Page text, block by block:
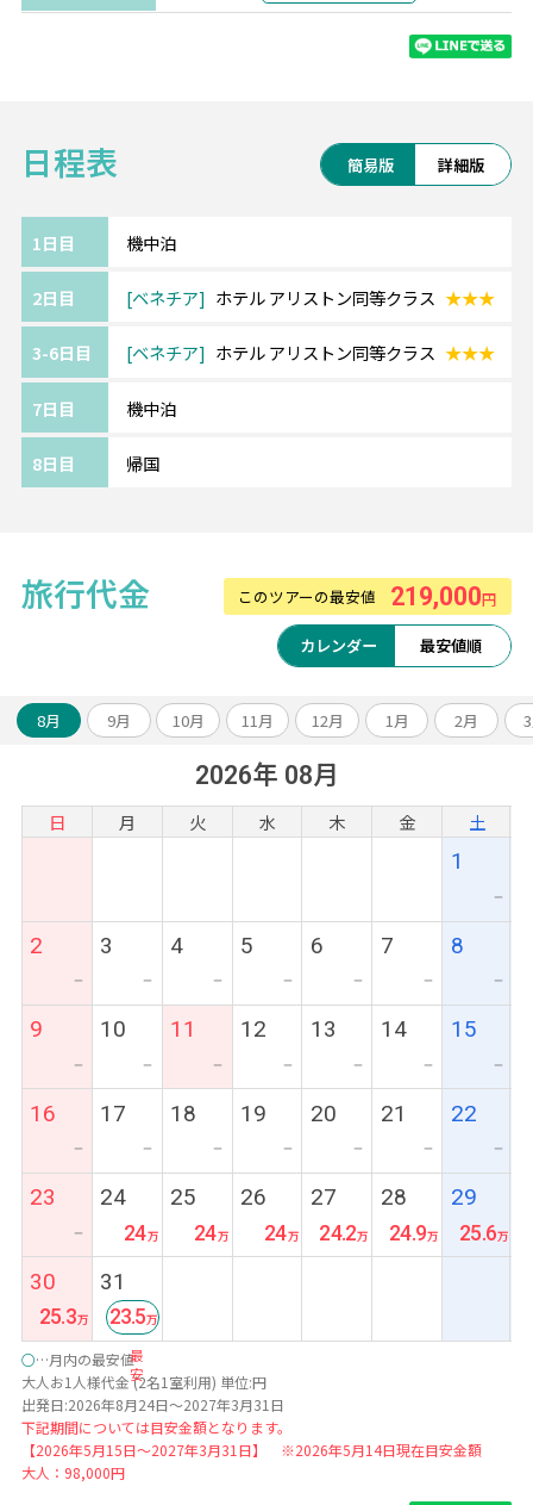
※航空会社の事情により予告なく変更となる
《ベネチア/Venice》━━・・
ア。
大運河をはじめ150もの運河が網の目のように
ゴンドラに乗りながらカンツォーネを聞く、
集めています。
へのグレードアップや
ホテルアレンジも可能です。
《ツアーアレンジが得意です！》
更、
ホテルアップグレード・変更もお問い合わせ
ください。
日程表 簡易版 詳細版
1日目 機中泊
2日目 ベネチア ホテル アリストン同等クラス ★★★
3-6日目 ベネチア ホテル アリストン同等クラス ★★★
7日目 機中泊
8日目 帰国
旅行代金 このツアーの最安値 219,000円
カレンダー 最安値順
8月 9月 10月 11月 12月 1月 2月
2026年 08月
日 月 火 水 木 金 土
1
ー
2
ー
3
ー
4
ー
5
ー
6
ー
7
ー
8
ー
9
ー
10
ー
11
ー
12
ー
13
ー
14
ー
15
ー
16
ー
17
ー
18
ー
19
ー
20
ー
21
ー
22
ー
23
ー
24
24
25
24
26
24
27
24.2
28
24.9
29
25.6
30
25.3
31
最
安
23.5
○…月内の最安値
大人お1人様代金 (2名1室利用) 単位:円
出発日:2026年8月24日～2027年3月31日
下記期間については目安金額となります。
【2026年5月15日～2027年3月31日】 ※2026年5月14日現在目安金額
大人：98,000円